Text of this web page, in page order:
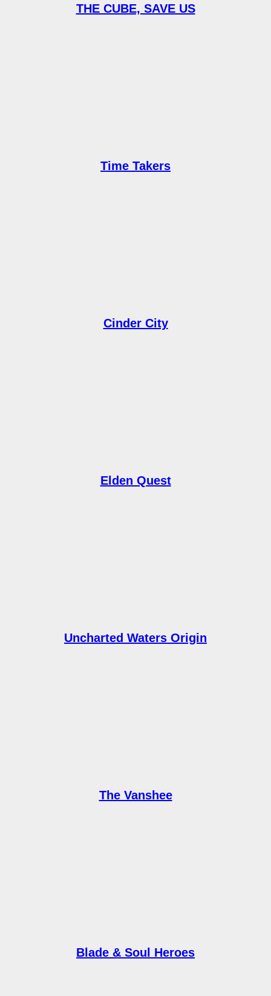
THE CUBE, SAVE US
Time Takers
Cinder City
Elden Quest
Uncharted Waters Origin
The Vanshee
Blade & Soul Heroes